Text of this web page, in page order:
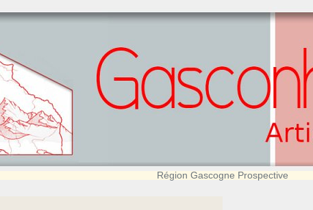
Région Gascogne Prospective